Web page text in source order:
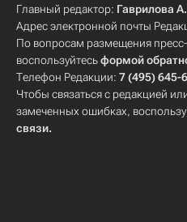
Главный редактор: Гаврилова
Адрес электронной почты
По вопросам размещения
воспользуйтесьформой
Телефон Редакции: 7 (495) 645-
Чтобы связаться с редакцией
замеченных ошибках,
связи.